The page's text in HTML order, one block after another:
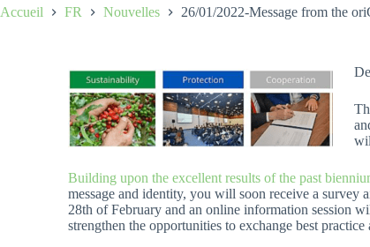
Accueil FR Nouvelles 26/01/2022-Message from the
Building upon the excellent results of the past
message and identity, you will soon receive a
28th of February and an online information session
strengthen the opportunities to exchange best